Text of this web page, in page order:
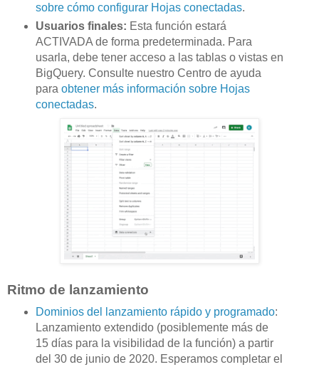
sobre cómo configurar Hojas conectadas.
Usuarios finales: Esta función estará
ACTIVADA de forma predeterminada. Para
usarla, debe tener acceso a las tablas o vistas en
BigQuery. Consulte nuestro Centro de ayuda
para obtener más información sobre Hojas
conectadas.
Ritmo de lanzamiento
Dominios del lanzamiento rápido y programado:
Lanzamiento extendido (posiblemente más de
15 días para la visibilidad de la función) a partir
del 30 de junio de 2020. Esperamos completar el